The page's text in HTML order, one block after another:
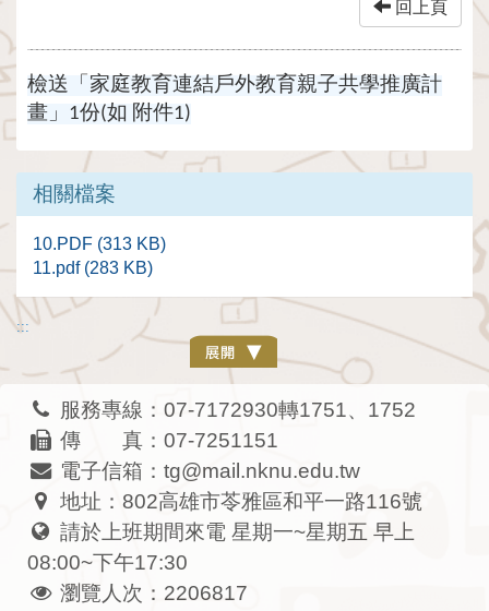
回上頁
檢送「家庭教育連結戶外教育親子共學推廣計
畫」1份(如 附件1)
相關檔案
10.PDF (313 KB)
11.pdf (283 KB)
:::
服務專線：07-7172930轉1751、1752
傳 真：07-7251151
電子信箱：tg@mail.nknu.edu.tw
地址：802高雄市苓雅區和平一路116號
請於上班期間來電 星期一~星期五 早上
08:00~下午17:30
瀏覽人次：2206817